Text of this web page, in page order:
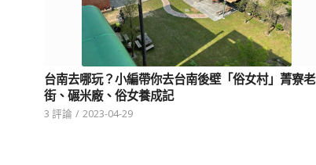
台南去哪玩？小編帶你去台南後壁「俗女村」菁寮老
街、碾米廠、俗女養成記
3 評論 / 2023-04-29